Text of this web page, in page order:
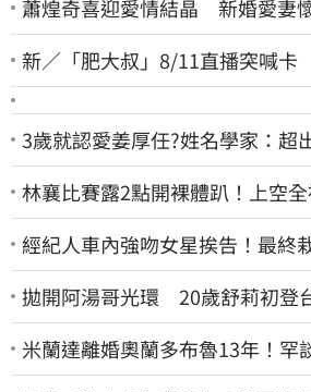
蕭煌奇喜迎愛情結晶 新婚愛妻
新／「肥大叔」8/11直播突喊
3歲就認愛姜厚任?姓名學家：超
林襄比賽露2點開裸體趴！上空
經紀人車內強吻女星挨告！最終
拋開阿湯哥光環 20歲舒莉初登
米蘭達離婚奧蘭多布魯13年！罕